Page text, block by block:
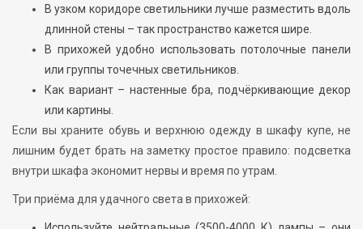
В узком коридоре светильники лучше разместить вдоль
длинной стены – так пространство кажется шире.
В прихожей удобно использовать потолочные панели
или группы точечных светильников.
Как вариант – настенные бра, подчёркивающие декор
или картины.
Если вы храните обувь и верхнюю одежду в шкафу купе, не
лишним будет брать на заметку простое правило: подсветка
внутри шкафа экономит нервы и время по утрам.
Три приёма для удачного света в прихожей: